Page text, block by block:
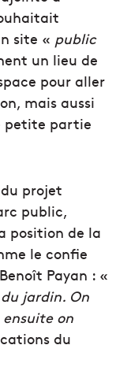
site « public
un lieu de
pour aller
mais aussi
petite partie
projet
public,
position de la
le confie
Payan : «
jardin. On
ensuite on
du